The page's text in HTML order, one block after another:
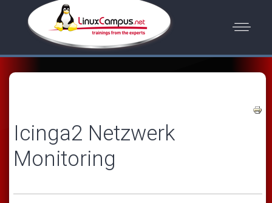
Icinga2 Netzwerk
Monitoring